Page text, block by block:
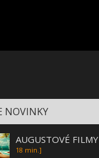
NOVINKY
AUGUSTOVÉ FILMY
18 min.]